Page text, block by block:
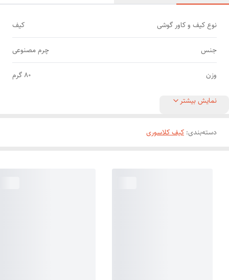
نوع کیف و کاور گوشی کیف
جنس چرم مصنوعی
وزن 80 گرم
نمایش بیشتر
دسته‌بندی: کیف کلاسوری